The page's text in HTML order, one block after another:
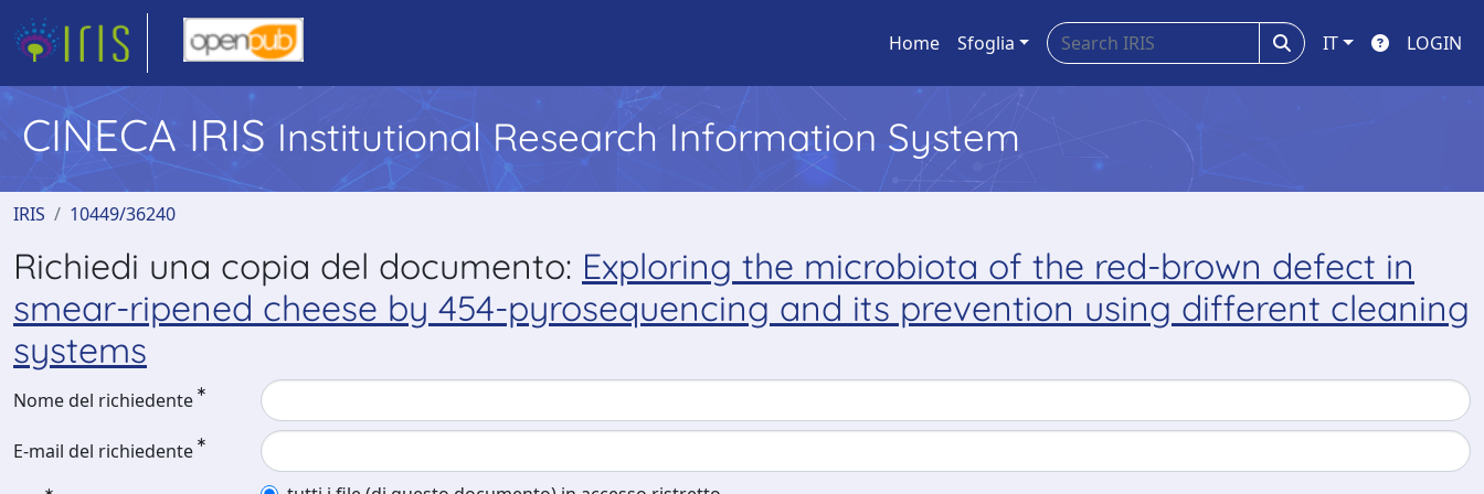
Home Sfoglia IT LOGIN
CINECA IRIS Institutional Research Information System
IRIS 10449/36240
Richiedi una copia del documento: Exploring the microbiota of the red-brown defect in
smear-ripened cheese by 454-pyrosequencing and its prevention using different cleaning
systems
Nome del richiedente
E-mail del richiedente